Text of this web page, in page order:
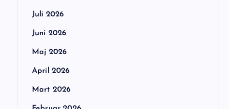
Juli 2026
Juni 2026
Maj 2026
April 2026
Mart 2026